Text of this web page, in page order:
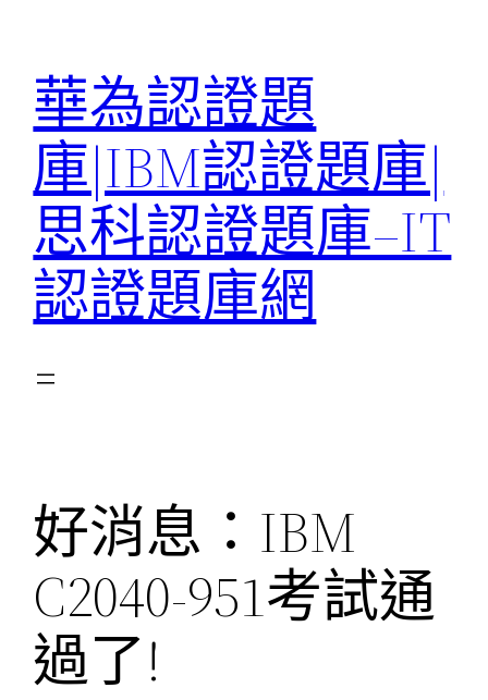
華為認證題
庫|IBM認證題庫|
思科認證題庫–IT
認證題庫網
好消息：IBM
C2040-951考試通
過了!